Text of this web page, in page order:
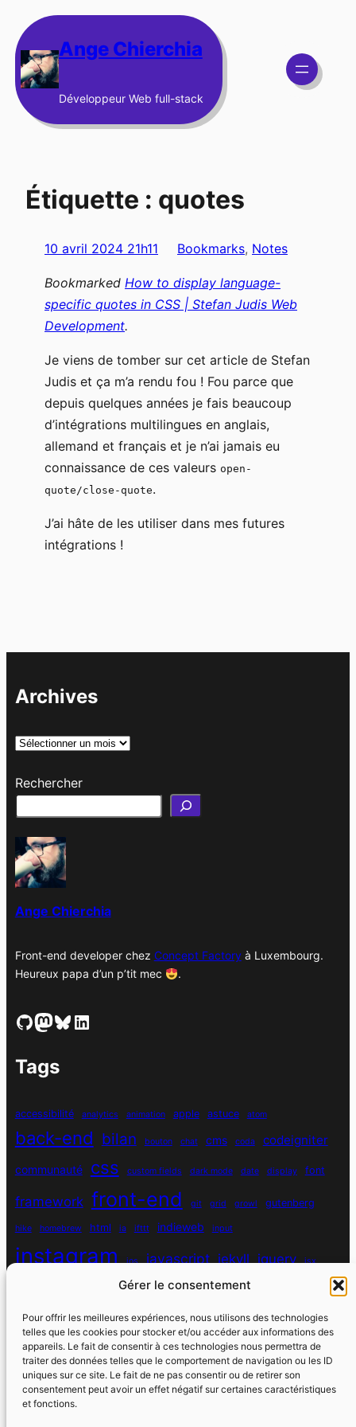
Gérer le consentement
Pour offrir les meilleures expériences, nous utilisons des technologies
telles que les cookies pour stocker et/ou accéder aux informations des
appareils. Le fait de consentir à ces technologies nous permettra de
traiter des données telles que le comportement de navigation ou les ID
uniques sur ce site. Le fait de ne pas consentir ou de retirer son
consentement peut avoir un effet négatif sur certaines caractéristiques
et fonctions.
au
contenu Ange Chierchia
Développeur Web full-stack
Étiquette : quotes
10 avril 2024 21h11 Bookmarks, Notes
Bookmarked How to display language-
specific quotes in CSS | Stefan Judis Web
Development.
Je viens de tomber sur cet article de Stefan
Judis et ça m’a rendu fou ! Fou parce que
depuis quelques années je fais beaucoup
d’intégrations multilingues en anglais,
allemand et français et je n’ai jamais eu
connaissance de ces valeurs open-
quote/close-quote.
J’ai hâte de les utiliser dans mes futures
intégrations !
Archives
A
c
e
s
Rechercher
Ange Chierchia
Front-end developer chez Concept Factoryà Luxembourg.
Heureux papa d’un p’tit mec
.
GitHub Mastodon Bluesky LinkedIn
Tags
accessibilité analytics animation apple astuce atom
back-end bilan bouton chat cms coda codeigniter
communauté css custom fields dark mode date display font
framework front-end git grid growl gutenberg
hike homebrew html ia ifttt indieweb input
instagram ios javascript jekyll jquery jsx
masonry media queries mysql navigation
personnel php pixel plugin print
programmation objet python quotes react regex responsive run
réseaux sociaux